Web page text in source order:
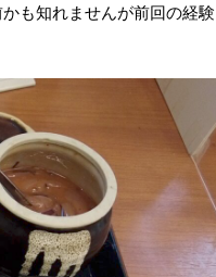
も知れませんが前回の経験